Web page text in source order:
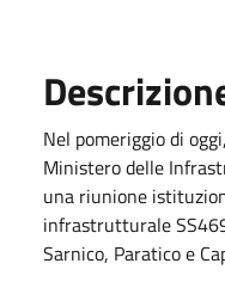
Nel pomeriggio di
Ministero delle
una riunione
infrastrutturale
Sarnico, Paratico e